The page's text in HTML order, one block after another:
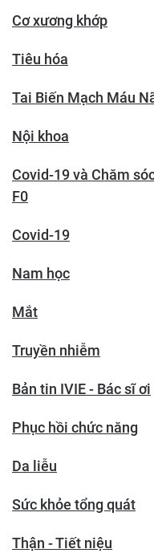
Cơ xương khớp
Tiêu hóa
Tai Biến Mạch Máu
Nội khoa
Covid-19 và Chăm
F0
Covid-19
Nam học
Mắt
Truyền nhiễm
Bản tin IVIE - Bác sĩ ơi
Phục hồi chức năng
Da liễu
Sức khỏe tổng quát
Thận - Tiết niệu